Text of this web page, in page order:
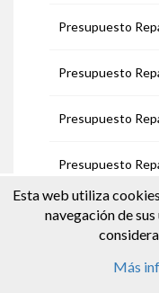
Presupuesto
Presupuesto
Presupuesto
Presupuesto
Presupuesto
Presupuesto
Esta web utiliza
navegación de
Más